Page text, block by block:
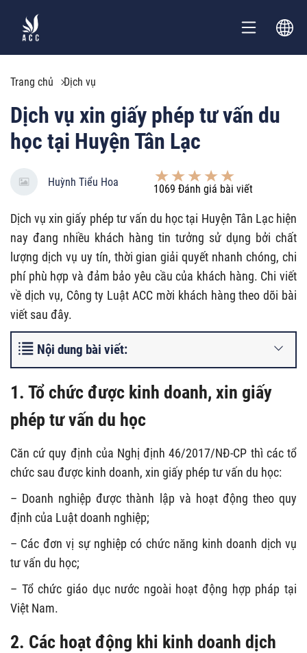
Trang chủ Dịch vụ
Dịch vụ xin giấy phép tư vấn du
học tại Huyện Tân Lạc
Huỳnh Tiểu Hoa
1069 Đánh giá bài viết
Dịch vụ xin giấy phép tư vấn du học tại Huyện Tân Lạc hiện
nay đang nhiều khách hàng tin tưởng sử dụng bởi chất
lượng dịch vụ uy tín, thời gian giải quyết nhanh chóng, chi
phí phù hợp và đảm bảo yêu cầu của khách hàng. Chi viết
về dịch vụ, Công ty Luật ACC mời khách hàng theo dõi bài
viết sau đây.
Nội dung bài viết:
1. Tổ chức được kinh doanh, xin giấy
phép tư vấn du học
Căn cứ quy định của Nghị định 46/2017/NĐ-CP thì các tổ
chức sau được kinh doanh, xin giấy phép tư vấn du học:
– Doanh nghiệp được thành lập và hoạt động theo quy
định của Luật doanh nghiệp;
– Các đơn vị sự nghiệp có chức năng kinh doanh dịch vụ
tư vấn du học;
– Tổ chức giáo dục nước ngoài hoạt động hợp pháp tại
Việt Nam.
2. Các hoạt động khi kinh doanh dịch